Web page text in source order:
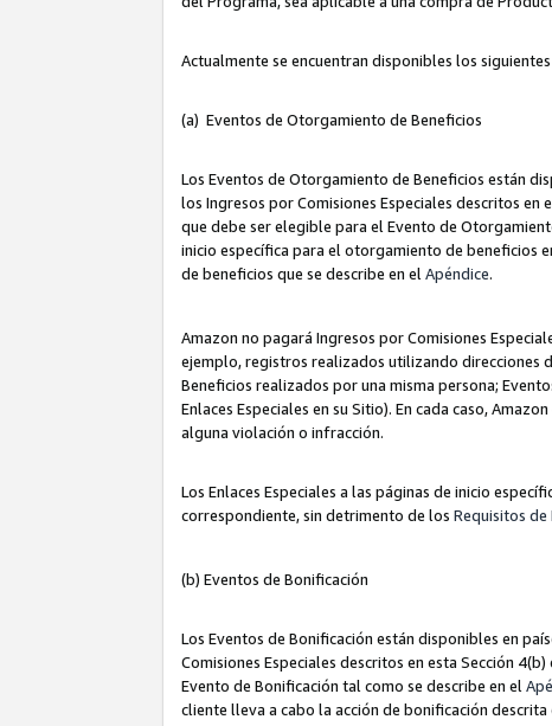
Actualmente se encuentran disponibles los
(a) Eventos de Otorgamiento de Beneficios
Los Eventos de Otorgamiento de Beneficios están
los Ingresos por Comisiones Especiales descritos en
que debe ser elegible para el Evento de
inicio específica para el otorgamiento de beneficios
de beneficios que se describe en el Apéndice.
Amazon no pagará Ingresos por Comisiones
ejemplo, registros realizados utilizando direcciones
Beneficios realizados por una misma persona;
Enlaces Especiales en su Sitio). En cada caso,
alguna violación o infracción.
Los Enlaces Especiales a las páginas de inicio
correspondiente, sin detrimento de los Requisitos
(b) Eventos de Bonificación
Los Eventos de Bonificación están disponibles en
Comisiones Especiales descritos en esta Sección
Evento de Bonificación tal como se describe en el
cliente lleva a cabo la acción de bonificación descrita